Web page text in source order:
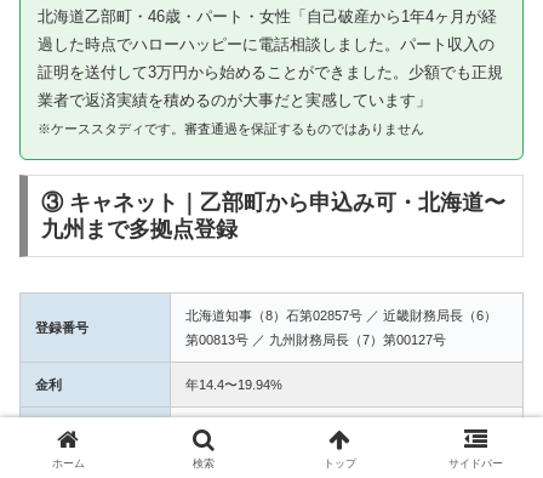
北海道乙部町・46歳・パート・女性「自己破産から1年4ヶ月が経
過した時点でハローハッピーに電話相談しました。パート収入の
証明を送付して3万円から始めることができました。少額でも正規
業者で返済実績を積めるのが大事だと実感しています」
※ケーススタディです。審査通過を保証するものではありません
③ キャネット｜乙部町から申込み可・北海道〜
九州まで多拠点登録
登録番号
北海道知事（8）石第02857号 ／ 近畿財務局長（6）
第00813号 ／ 九州財務局長（7）第00127号
金利 年14.4〜19.94%
融資額 1万〜50万円
ホーム 検索 トップ サイドバー